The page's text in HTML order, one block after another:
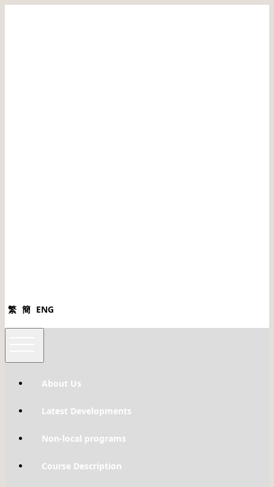
繁 簡 ENG
About Us
Latest Developments
Non-local programs
Course Description